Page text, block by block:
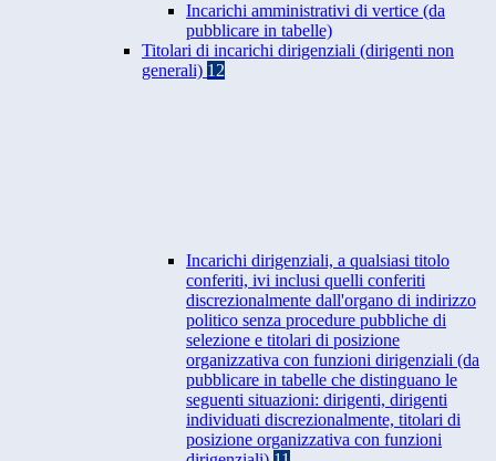
Incarichi amministrativi di vertice (da
pubblicare in tabelle)
Titolari di incarichi dirigenziali (dirigenti non
generali) 12
Incarichi dirigenziali, a qualsiasi titolo
conferiti, ivi inclusi quelli conferiti
discrezionalmente dall'organo di indirizzo
politico senza procedure pubbliche di
selezione e titolari di posizione
organizzativa con funzioni dirigenziali (da
pubblicare in tabelle che distinguano le
seguenti situazioni: dirigenti, dirigenti
individuati discrezionalmente, titolari di
posizione organizzativa con funzioni